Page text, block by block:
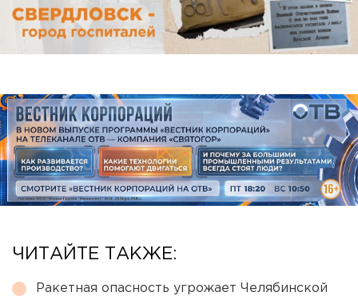
ЧИТАЙТЕ ТАКЖЕ:
Ракетная опасность угрожает Челябинской